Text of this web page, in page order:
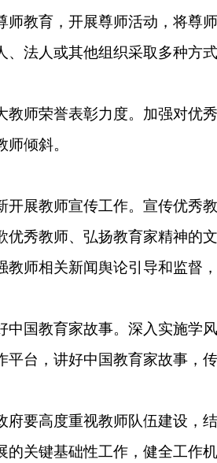
师教育，开展尊师活动，将尊
、法人或其他组织采取多种方
教师荣誉表彰力度。加强对
倾斜。
开展教师宣传工作。宣传优
优秀教师、弘扬教育家精神的
教师相关新闻舆论引导和监督
中国教育家故事。深入实施
平台，讲好中国教育家故事，
府要高度重视教师队伍建设，
的关键基础性工作，健全工作